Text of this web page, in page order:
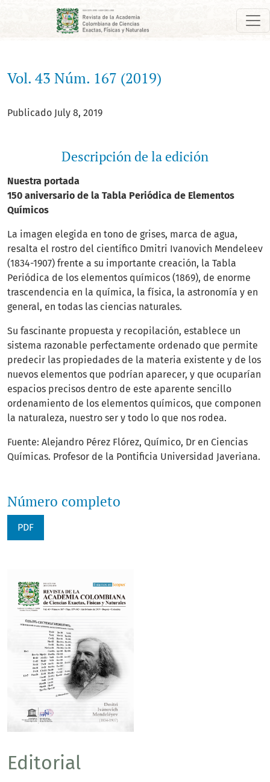
Vol. 43 Núm. 167 (2019)
Vol. 43 Núm. 167 (2019)
Publicado July 8, 2019
Descripción de la edición
Nuestra portada
150 aniversario de la Tabla Periódica de Elementos
Químicos
La imagen elegida en tono de grises, marca de agua,
resalta el rostro del científico Dmitri Ivanovich Mendeleev
(1834-1907) frente a su importante creación, la Tabla
Periódica de los elementos químicos (1869), de enorme
trascendencia en la química, la física, la astronomía y en
general, en todas las ciencias naturales.
Su fascinante propuesta y recopilación, establece un
sistema razonable perfectamente ordenado que permite
predecir las propiedades de la materia existente y de los
nuevos elementos que podrían aparecer, y que ocuparían
espacios precisos dentro de este aparente sencillo
ordenamiento de los elementos químicos, que componen
la naturaleza, nuestro ser y todo lo que nos rodea.
Fuente: Alejandro Pérez Flórez, Químico, Dr en Ciencias
Químicas. Profesor de la Pontificia Universidad Javeriana.
Número completo
PDF
Editorial